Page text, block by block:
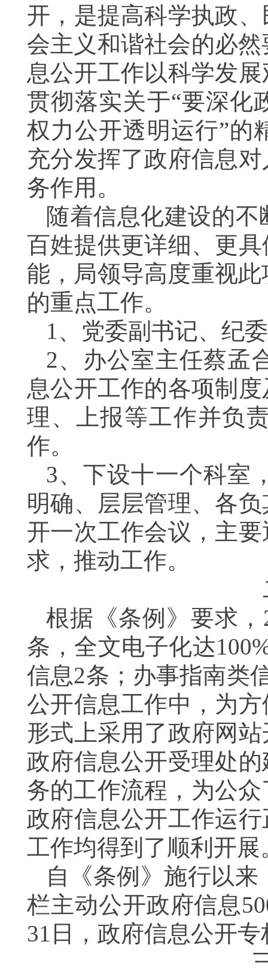
开，是提高科学执政
会主义和谐社会的必
息公开工作以科学发
贯彻落实关于“要深化
权力公开透明运行”的
充分发挥了政府信息
务作用。
随着信息化建设的
百姓提供更详细、更
能，局领导高度重视
的重点工作。
1、党委副书记、纪
2、办公室主任蔡孟
息公开工作的各项制
理、上报等工作并负
作。
3、下设十一个科室
明确、层层管理、各
开一次工作会议，主
求，推动工作。
根据《条例》要求，
条，全文电子化达
信息2条；办事指南类
公开信息工作中，为
形式上采用了政府网
政府信息公开受理处
务的工作流程，为公
政府信息公开工作运
工作均得到了顺利开展
自《条例》施行以来
栏主动公开政府信息
31 日，政府信息公开